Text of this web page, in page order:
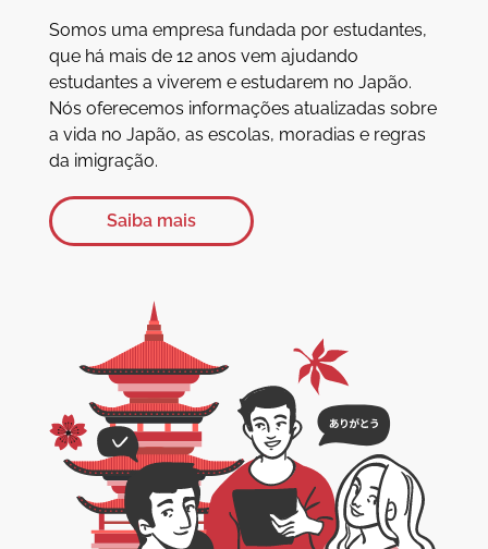
Somos uma empresa fundada por estudantes,
que há mais de 12 anos vem ajudando
estudantes a viverem e estudarem no Japão.
Nós oferecemos informações atualizadas sobre
a vida no Japão, as escolas, moradias e regras
da imigração.
Saiba mais